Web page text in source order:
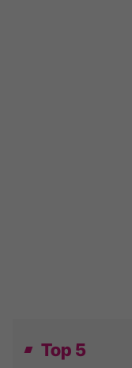
Top 5